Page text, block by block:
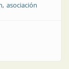
asociación
Argentina